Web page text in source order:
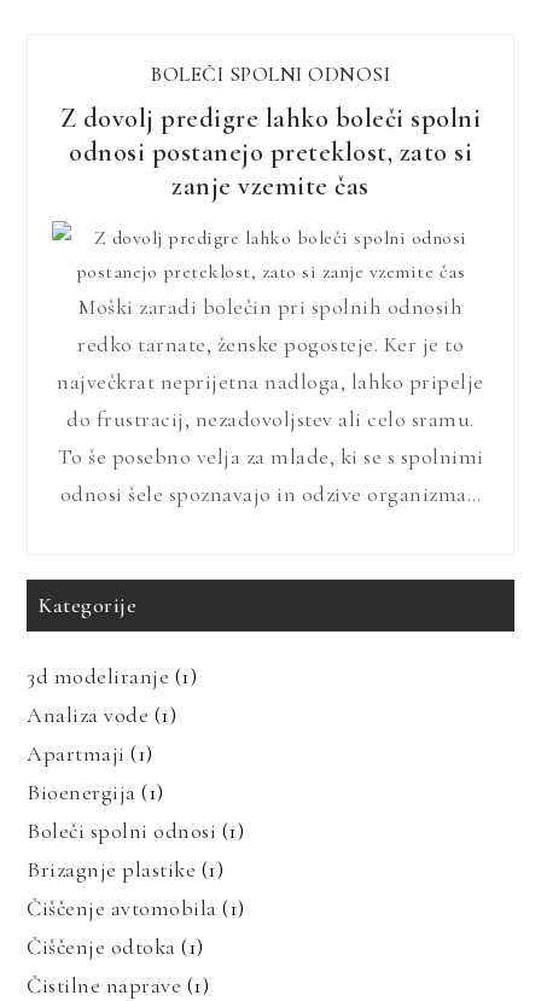
BOLEČI SPOLNI ODNOSI
Z dovolj predigre lahko boleči spolni
odnosi postanejo preteklost, zato si
zanje vzemite čas
Moški zaradi bolečin pri spolnih odnosih
redko tarnate, ženske pogosteje. Ker je to
največkrat neprijetna nadloga, lahko pripelje
do frustracij, nezadovoljstev ali celo sramu.
To še posebno velja za mlade, ki se s spolnimi
odnosi šele spoznavajo in odzive organizma…
Kategorije
3d modeliranje (1)
Analiza vode (1)
Apartmaji (1)
Bioenergija (1)
Boleči spolni odnosi (1)
Brizagnje plastike (1)
Čiščenje avtomobila (1)
Čiščenje odtoka (1)
Čistilne naprave (1)